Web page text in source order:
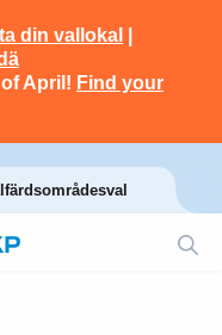
din vallokal
of April! Find your